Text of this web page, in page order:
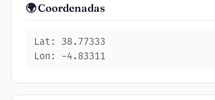
🌍 Coordenadas
Lat: 38.77333
Lon: -4.83311